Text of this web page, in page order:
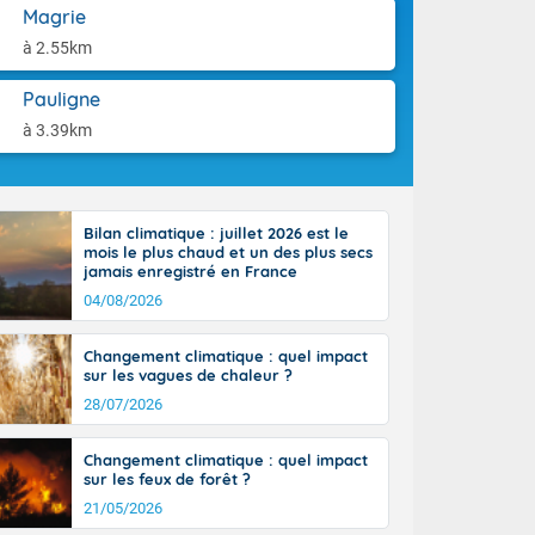
Magrie
à 2.55km
Pauligne
à 3.39km
Le
Des
moins
25 à 30
35 degrés
Bilan climatique : juillet 2026 est le
mois le plus chaud et un des plus secs
jamais enregistré en France
04/08/2026
Changement climatique : quel impact
sur les vagues de chaleur ?
28/07/2026
Changement climatique : quel impact
sur les feux de forêt ?
21/05/2026